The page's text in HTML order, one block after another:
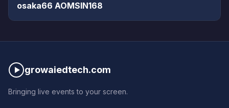
osaka66 AOMSIN168
growaiedtech.com
Bringing live events to your screen.